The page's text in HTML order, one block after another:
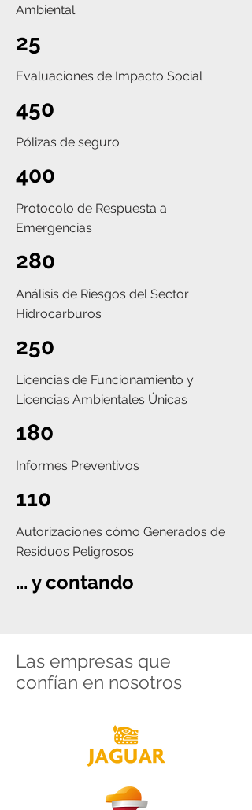
Ambiental
25
Evaluaciones de Impacto Social
450
Pólizas de seguro
400
Protocolo de Respuesta a
Emergencias
280
Análisis de Riesgos del Sector
Hidrocarburos
250
Licencias de Funcionamiento y
Licencias Ambientales Únicas
180
Informes Preventivos
110
Autorizaciones cómo Generados de
Residuos Peligrosos
... y contando
Las empresas que
confían en nosotros